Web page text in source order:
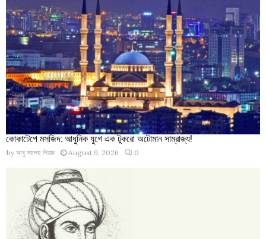
কোকাটেপে মসজিদ: আধুনিক যুগে এক টুকরো অটোমান সাম্রাজ্য!
by আবু সালেহ পিয়ার August 9, 2026 0